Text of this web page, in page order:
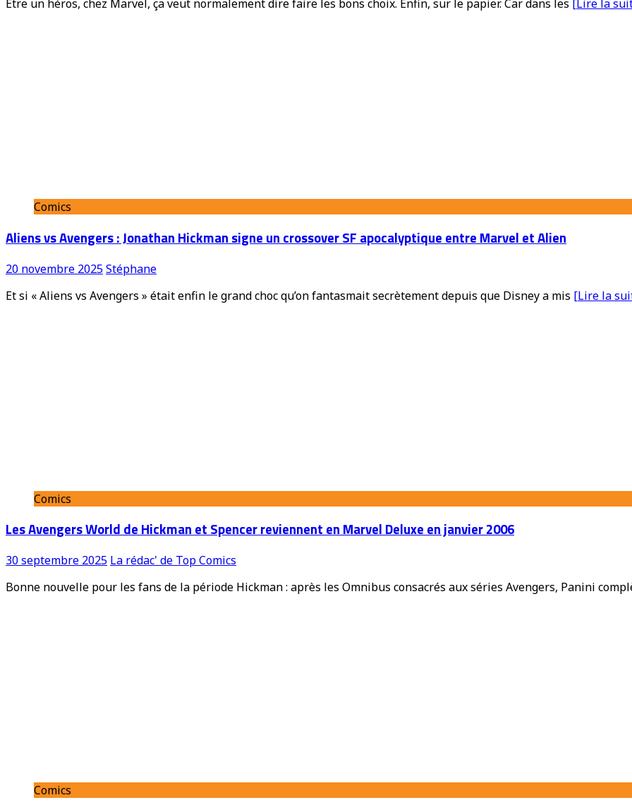
Être un héros, chez Marvel, ça veut normalement dire faire les bons choix. Enfin, sur le papier. Car dans les [Lire la
Comics
Aliens vs Avengers : Jonathan Hickman signe un crossover SF apocalyptique entre Marvel et Alien
20 novembre 2025Stéphane
Et si « Aliens vs Avengers » était enfin le grand choc qu’on fantasmait secrètement depuis que Disney a mis [Lire la
Comics
Les Avengers World de Hickman et Spencer reviennent en Marvel Deluxe en janvier 2006
30 septembre 2025 La rédac' de Top Comics
Bonne nouvelle pour les fans de la période Hickman : après les Omnibus consacrés aux séries Avengers, Panini
Comics